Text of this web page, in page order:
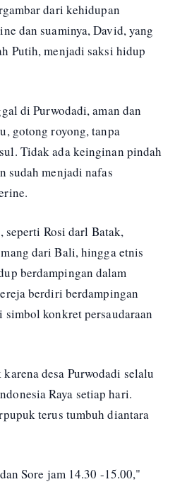
dari kehidupan
dan suaminya, David, yang
Putih, menjadi saksi hidup
di Purwodadi, aman dan
gotong royong, tanpa
Tidak ada keinginan pindah
sudah menjadi nafas
seperti Rosi darl Batak,
dari Bali, hingga etnis
berdampingan dalam
berdiri berdampingan
konkret persaudaraan
desa Purwodadi selalu
Raya setiap hari.
terus tumbuh diantara
Sore jam 14.30 -15.00,"